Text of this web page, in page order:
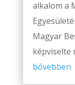
alkalom a
Magyar
képviselte
bővebben